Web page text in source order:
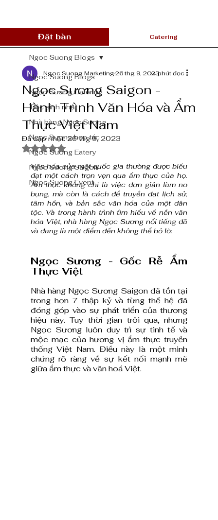
Catering
Đặt bàn
Ngoc Suong Blogs
Ngọc Sương Catering
Tiệc sinh nhật
Nhà hàng Ngọc Sương
Ngọc Sương hợp tác
Ngoc Suong Eatery
Ngoc Suong Saigon
Ngoc Suong Event
Ngoc Suong Blogs
Ngọc Sương Saigon -
Hành Trình Văn Hóa và Ẩm
Thực Việt Nam
Ngoc Suong Marketing26 thg 9, 20234 phút đọc
Đã cập nhật:26 thg 9, 2023
Đã xếp hạng NaN/5 sao.
Văn hóa của một quốc gia thường được biểu
đạt một cách trọn vẹn qua ẩm thực của họ.
Ẩm thực không chỉ là việc đơn giản làm no
bụng, mà còn là cách để truyền đạt lịch sử,
tâm hồn, và bản sắc văn hóa của một dân
tộc. Và trong hành trình tìm hiểu về nền văn
hóa Việt, nhà hàng Ngọc Sương nổi tiếng đã
và đang là một điểm đến không thể bỏ lỡ.
Ngọc Sương - Gốc Rễ Ẩm
Thực Việt
Nhà hàng Ngọc Sương Saigon đã tồn tại
trong hơn 7 thập kỷ và từng thế hệ đã
đóng góp vào sự phát triển của thương
hiệu này. Tuy thời gian trôi qua, nhưng
Ngọc Sương luôn duy trì sự tinh tế và
mộc mạc của hương vị ẩm thực truyền
thống Việt Nam. Điều này là một minh
chứng rõ ràng về sự kết nối mạnh mẽ
giữa ẩm thực và văn hoá Việt.